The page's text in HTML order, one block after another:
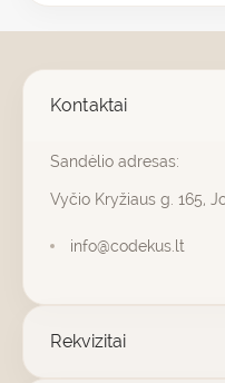
Kontaktai
Sandėlio adresas:
Vyčio Kryžiaus g. 165,
info@codekus.lt
Rekvizitai